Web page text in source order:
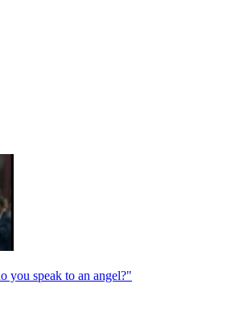
you speak to an angel?"